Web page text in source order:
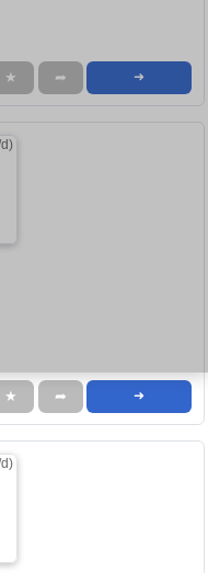
★ ➦ ➜
★ ➦ ➜